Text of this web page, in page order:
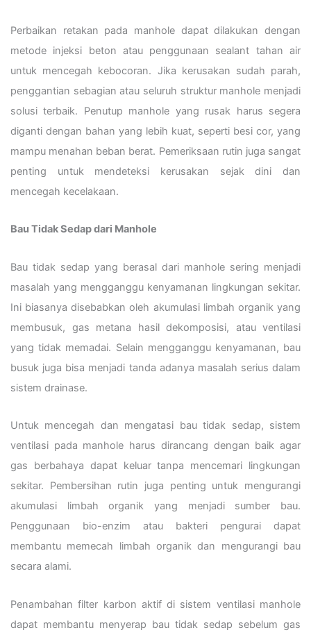
Perbaikan retakan pada manhole dapat dilakukan dengan
metode injeksi beton atau penggunaan sealant tahan air
untuk mencegah kebocoran. Jika kerusakan sudah parah,
penggantian sebagian atau seluruh struktur manhole menjadi
solusi terbaik. Penutup manhole yang rusak harus segera
diganti dengan bahan yang lebih kuat, seperti besi cor, yang
mampu menahan beban berat. Pemeriksaan rutin juga sangat
penting untuk mendeteksi kerusakan sejak dini dan
mencegah kecelakaan.
Bau Tidak Sedap dari Manhole
Bau tidak sedap yang berasal dari manhole sering menjadi
masalah yang mengganggu kenyamanan lingkungan sekitar.
Ini biasanya disebabkan oleh akumulasi limbah organik yang
membusuk, gas metana hasil dekomposisi, atau ventilasi
yang tidak memadai. Selain mengganggu kenyamanan, bau
busuk juga bisa menjadi tanda adanya masalah serius dalam
sistem drainase.
Untuk mencegah dan mengatasi bau tidak sedap, sistem
ventilasi pada manhole harus dirancang dengan baik agar
gas berbahaya dapat keluar tanpa mencemari lingkungan
sekitar. Pembersihan rutin juga penting untuk mengurangi
akumulasi limbah organik yang menjadi sumber bau.
Penggunaan bio-enzim atau bakteri pengurai dapat
membantu memecah limbah organik dan mengurangi bau
secara alami.
Penambahan filter karbon aktif di sistem ventilasi manhole
dapat membantu menyerap bau tidak sedap sebelum gas